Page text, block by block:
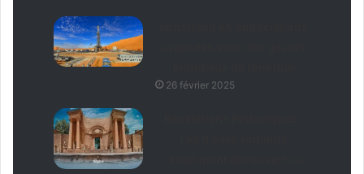
26 février 2025